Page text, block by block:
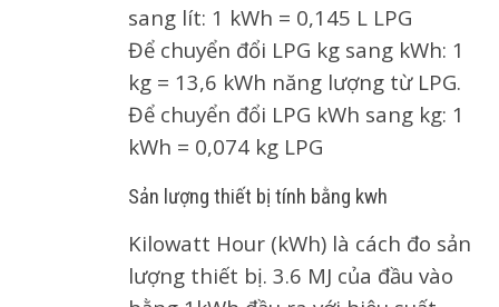
sang lít: 1 kWh = 0,145 L LPG
Để chuyển đổi LPG kg sang kWh: 1
kg = 13,6 kWh năng lượng từ LPG.
Để chuyển đổi LPG kWh sang kg: 1
kWh = 0,074 kg LPG
Sản lượng thiết bị tính bằng kwh
Kilowatt Hour (kWh) là cách đo sản
lượng thiết bị. 3.6 MJ của đầu vào